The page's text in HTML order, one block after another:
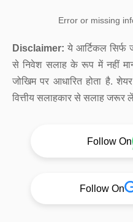
Error or missing
Disclaimer: ये आर्टिकल सिर्फ
से निवेश सलाह के रूप में नहीं
जोखिम पर आधारित होता है.
वित्तीय सलाहकार से सलाह जरूर
Follow On
Follow On